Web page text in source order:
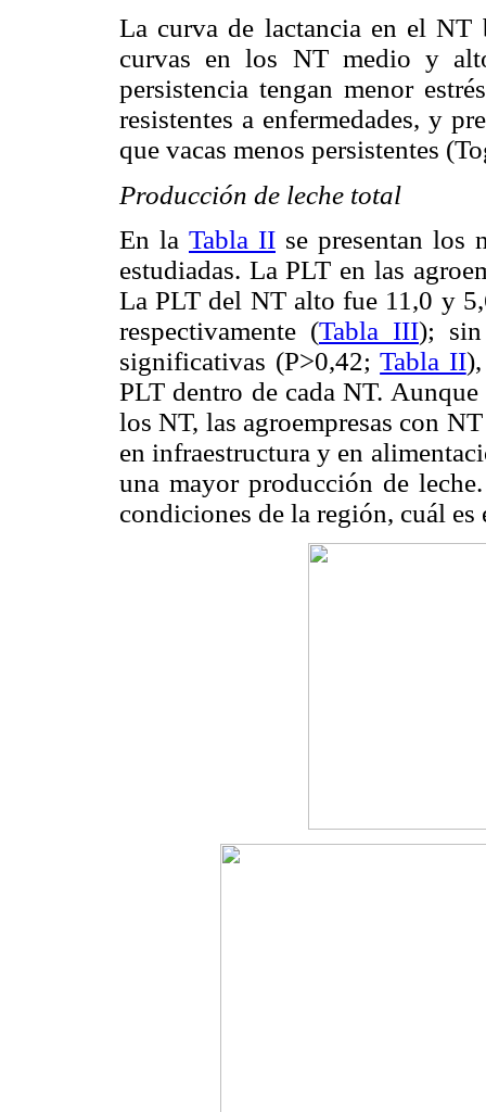
La curva de lactancia en el NT
curvas en los NT medio y
persistencia tengan menor
resistentes a enfermedades, y
que vacas menos persistentes
Producción de leche total
En la Tabla II se presentan los
estudiadas. La PLT en las
La PLT del NT alto fue 11,0 y
respectivamente (Tabla III); sin
significativas (P>0,42;Tabla II
PLT dentro de cada NT.
los NT, las agroempresas con
en infraestructura y en
una mayor producción de
condiciones de la región, cuál